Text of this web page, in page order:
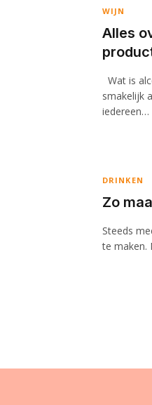
WIJN
Alles
Wat is
smakelijk
iedereen…
DRINKEN
Zo
Steeds
te maken.